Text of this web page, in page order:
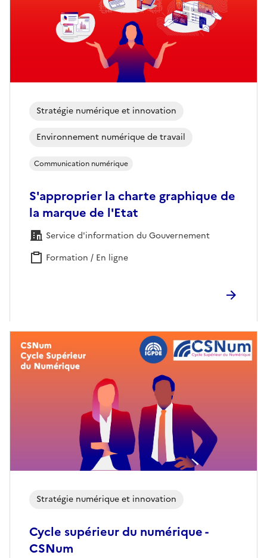
Stratégie numérique et innovation
Environnement numérique de travail
Communication numérique
S'approprier la charte graphique de
la marque de l'Etat
Service d'information du Gouvernement
Formation / En ligne
Stratégie numérique et innovation
Cycle supérieur du numérique -
CSNum